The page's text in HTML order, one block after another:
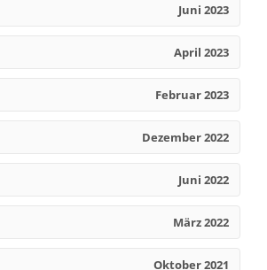
Juni 2023
April 2023
Februar 2023
Dezember 2022
Juni 2022
März 2022
Oktober 2021